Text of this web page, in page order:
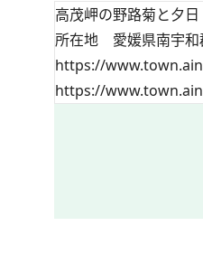
高茂岬の野路菊と夕日
所在地 愛媛県南宇和
https://
https://